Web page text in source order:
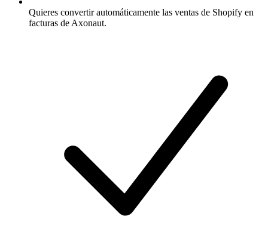
Quieres convertir automáticamente las ventas de Shopify en
facturas de Axonaut.